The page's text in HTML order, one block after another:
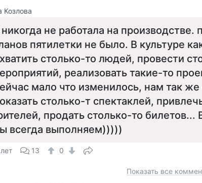
Козлова
не работала на производстве.
пятилетки не было. В культуре
столько-то людей, провести
реализовать такие-то
мало что изменилось, нам так же
столько-т спектаклей,
продать столько-то
всегда выполняем)))))
13 0
Показать все